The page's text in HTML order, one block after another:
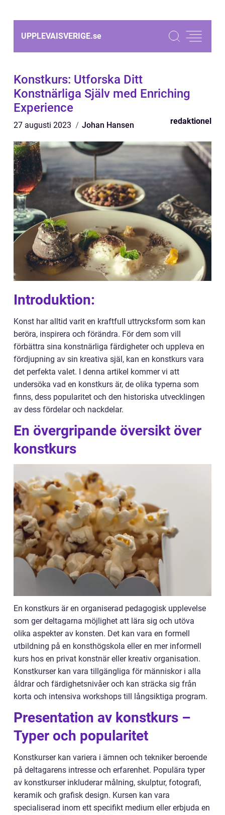
UPPLEVAISVERIGE.se
Konstkurs: Utforska Ditt
Konstnärliga Själv med Enriching
Experience
27 augusti 2023 Johan Hansen redaktionel
Introduktion:
Konst har alltid varit en kraftfull uttrycksform som kan
beröra, inspirera och förändra. För dem som vill
förbättra sina konstnärliga färdigheter och uppleva en
fördjupning av sin kreativa själ, kan en konstkurs vara
det perfekta valet. I denna artikel kommer vi att
undersöka vad en konstkurs är, de olika typerna som
finns, dess popularitet och den historiska utvecklingen
av dess fördelar och nackdelar.
En övergripande översikt över
konstkurs
En konstkurs är en organiserad pedagogisk upplevelse
som ger deltagarna möjlighet att lära sig och utöva
olika aspekter av konsten. Det kan vara en formell
utbildning på en konsthögskola eller en mer informell
kurs hos en privat konstnär eller kreativ organisation.
Konstkurser kan vara tillgängliga för människor i alla
åldrar och färdighetsnivåer och kan sträcka sig från
korta och intensiva workshops till långsiktiga program.
Presentation av konstkurs –
Typer och popularitet
Konstkurser kan variera i ämnen och tekniker beroende
på deltagarens intresse och erfarenhet. Populära typer
av konstkurser inkluderar målning, skulptur, fotografi,
keramik och grafisk design. Kursen kan vara
specialiserad inom ett specifikt medium eller erbjuda en